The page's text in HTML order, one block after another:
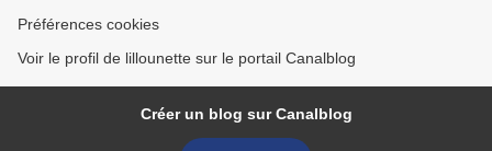
Préférences cookies
Voir le profil de lillounette sur le portail Canalblog
Créer un blog sur Canalblog